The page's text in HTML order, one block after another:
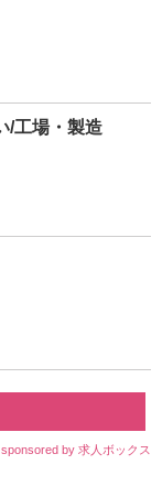
/工場・製造
sponsored by 求人ボックス